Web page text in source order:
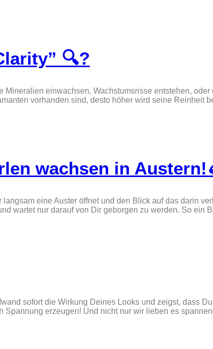
🔍?
einwachsen, Wachstumsrisse entstehen,
vorhanden sind, desto höher wird seine Reinheit
wachsen in
eine Auster öffnet und den Blick auf das darin
wartet nur darauf von Dir geborgen zu werden. So ein
sofort die Wirkung Deines Looks und zeigst, dass
erzeugen! Und nicht nur wir lieben es